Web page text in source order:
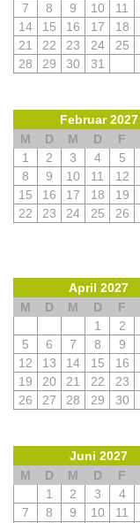
7
8 9 10 11
14
15 16 17 18
21
22 23 24 25
28
29 30 31
Februar 2027
M
D M D F
1
2 3 4 5
8
9 10 11 12
15
16 17 18 19
22
23 24 25 26
April 2027
M
D M D F
1
2
5
6 7 8 9
12
13 14 15 16
19
20 21 22 23
26
27 28 29 30
Juni 2027
M
D M D F
1
2 3 4
7
8 9 10 11